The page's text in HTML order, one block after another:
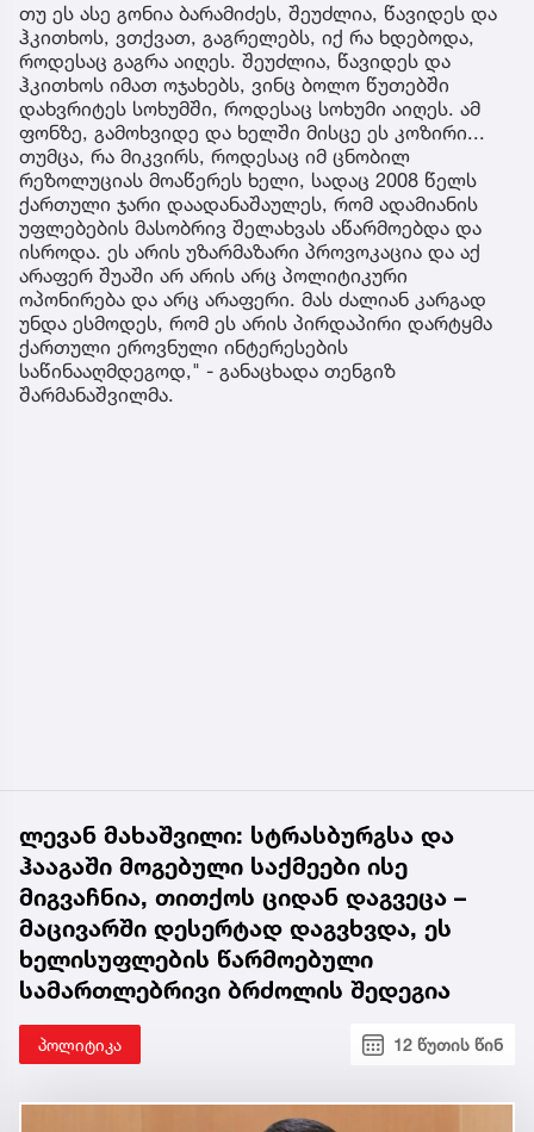
თუ ეს ასე გონია ბარამიძეს, შეუძლია, წავიდეს და
ჰკითხოს, ვთქვათ, გაგრელებს, იქ რა ხდებოდა,
როდესაც გაგრა აიღეს. შეუძლია, წავიდეს და
ჰკითხოს იმათ ოჯახებს, ვინც ბოლო წუთებში
დახვრიტეს სოხუმში, როდესაც სოხუმი აიღეს. ამ
ფონზე, გამოხვიდე და ხელში მისცე ეს კოზირი...
თუმცა, რა მიკვირს, როდესაც იმ ცნობილ
რეზოლუციას მოაწერეს ხელი, სადაც 2008 წელს
ქართული ჯარი დაადანაშაულეს, რომ ადამიანის
უფლებების მასობრივ შელახვას აწარმოებდა და
ისროდა. ეს არის უზარმაზარი პროვოკაცია და აქ
არაფერ შუაში არ არის არც პოლიტიკური
ოპონირება და არც არაფერი. მას ძალიან კარგად
უნდა ესმოდეს, რომ ეს არის პირდაპირი დარტყმა
ქართული ეროვნული ინტერესების
საწინააღმდეგოდ," - განაცხადა თენგიზ
შარმანაშვილმა.
ლევან მახაშვილი: სტრასბურგსა და
ჰააგაში მოგებული საქმეები ისე
მიგვაჩნია, თითქოს ციდან დაგვეცა –
მაცივარში დესერტად დაგვხვდა, ეს
ხელისუფლების წარმოებული
სამართლებრივი ბრძოლის შედეგია
პოლიტიკა 12 წუთის წინ